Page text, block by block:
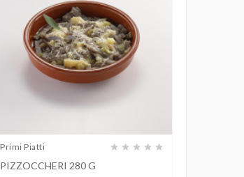
Primi Piatti
PIZZOCCHERI 280 G